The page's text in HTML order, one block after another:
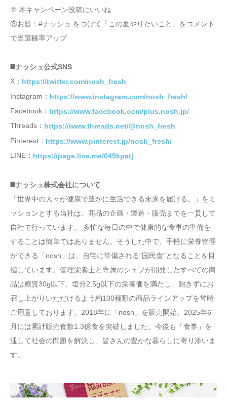
② 本キャンペーン投稿にいいね
③お題：#ナッシュ をつけて「この夏やりたいこと」をコメント
で当選確率アップ
◼️ナッシュ公式SNS
X： https://twitter.com/nosh_fresh
Instagram： https://www.instagram.com/nosh_fresh/
Facebook： https://www.facebook.com/plus.nosh.jp/
Threads： https://www.threads.net/@nosh_fresh
Pinterest： https://www.pinterest.jp/nosh_fresh/
LINE： https://page.line.me/049kpatj
◼️ナッシュ株式会社について
「世界中の人々が健康で豊かに生活できる未来を届ける。」をミ
ッションとする当社は、商品の企画・製造・販売までを一貫して
自社で行っています。 多忙な毎日の中で健康的な食事の準備を
することは簡単ではありません。そうした中で、手軽に栄養管理
ができる「nosh」は、自宅に常備される“国民食”となることを目
指しています。管理栄養士と専属のシェフが開発したすべての商
品は糖質30g以下、塩分2.5g以下の栄養価を満たし、飽きずにお
召し上がりいただけるよう約100種類の商品ラインアップを常時
ご用意しております。2018年に「nosh」を販売開始。2025年6
月には累計販売食数1.3億食を突破しました。今後も「食事」を
通して社会の問題を解決し、皆さんの豊かな暮らしに寄り添いま
す。